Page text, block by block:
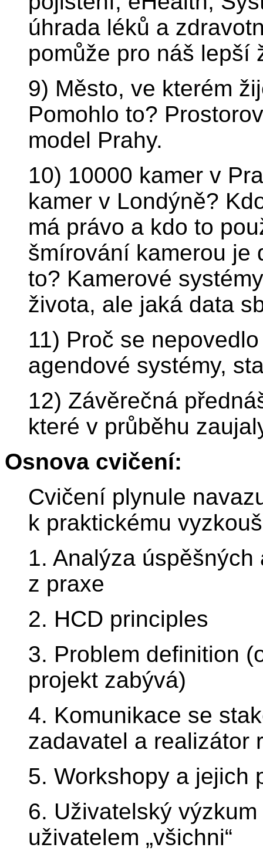
úhrada léků a
pomůže pro náš lepší
9) Město, ve kterém
Pomohlo to?
model Prahy.
10) 10000 kamer v
kamer v Londýně?
má právo a kdo to
šmírování kamerou je
to? Kamerové
života, ale jaká data
11) Proč se
agendové systémy,
12) Závěrečná
které v průběhu
Osnova cvičení:
Cvičení plynule
k praktickému
1. Analýza
z praxe
2. HCD principles
3. Problem definition
projekt zabývá)
4. Komunikace se
zadavatel a realizátor
5. Workshopy a jejich
6. Uživatelský
uživatelem „všichni“